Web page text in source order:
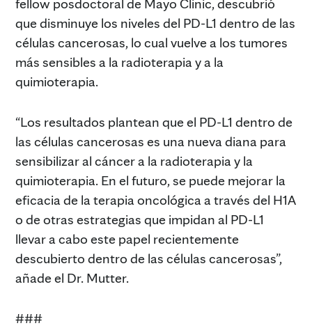
fellow posdoctoral de Mayo Clinic, descubrió
que disminuye los niveles del PD-L1 dentro de las
células cancerosas, lo cual vuelve a los tumores
más sensibles a la radioterapia y a la
quimioterapia.
“Los resultados plantean que el PD-L1 dentro de
las células cancerosas es una nueva diana para
sensibilizar al cáncer a la radioterapia y la
quimioterapia. En el futuro, se puede mejorar la
eficacia de la terapia oncológica a través del H1A
o de otras estrategias que impidan al PD-L1
llevar a cabo este papel recientemente
descubierto dentro de las células cancerosas”,
añade el Dr. Mutter.
###